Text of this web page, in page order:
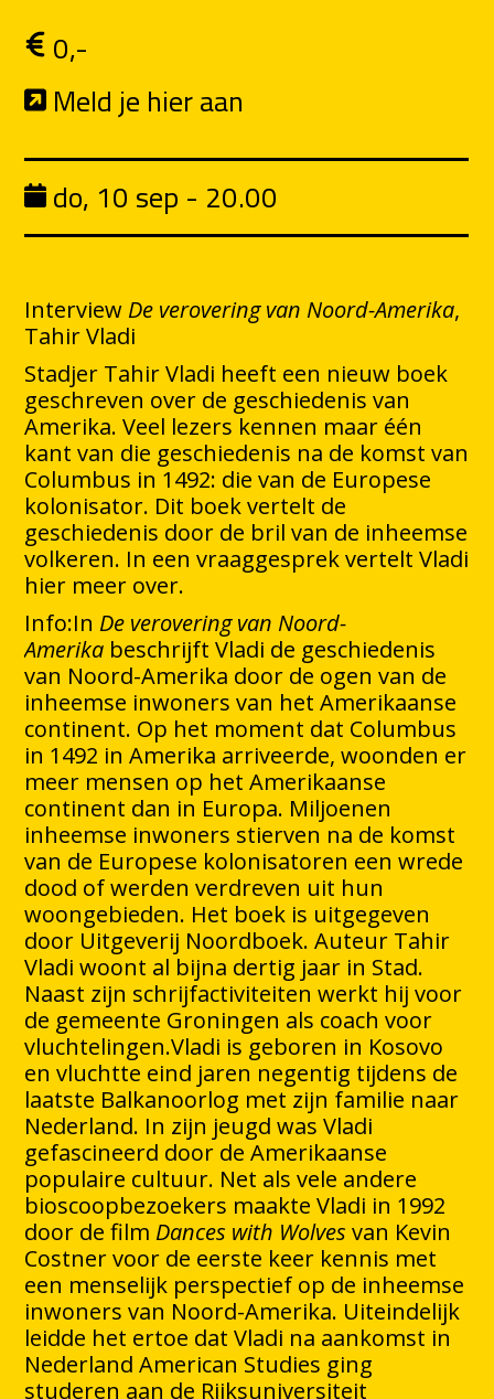
0,-
Meld je hier aan
do, 10 sep - 20.00
Interview De verovering van Noord-Amerika,
Tahir Vladi
Stadjer Tahir Vladi heeft een nieuw boek
geschreven over de geschiedenis van
Amerika. Veel lezers kennen maar één
kant van die geschiedenis na de komst van
Columbus in 1492: die van de Europese
kolonisator. Dit boek vertelt de
geschiedenis door de bril van de inheemse
volkeren. In een vraaggesprek vertelt Vladi
hier meer over.
Info:In De verovering van Noord-
Amerika beschrijft Vladi de geschiedenis
van Noord-Amerika door de ogen van de
inheemse inwoners van het Amerikaanse
continent. Op het moment dat Columbus
in 1492 in Amerika arriveerde, woonden er
meer mensen op het Amerikaanse
continent dan in Europa. Miljoenen
inheemse inwoners stierven na de komst
van de Europese kolonisatoren een wrede
dood of werden verdreven uit hun
woongebieden. Het boek is uitgegeven
door Uitgeverij Noordboek. Auteur Tahir
Vladi woont al bijna dertig jaar in Stad.
Naast zijn schrijfactiviteiten werkt hij voor
de gemeente Groningen als coach voor
vluchtelingen.Vladi is geboren in Kosovo
en vluchtte eind jaren negentig tijdens de
laatste Balkanoorlog met zijn familie naar
Nederland. In zijn jeugd was Vladi
gefascineerd door de Amerikaanse
populaire cultuur. Net als vele andere
bioscoopbezoekers maakte Vladi in 1992
door de film Dances with Wolves van Kevin
Costner voor de eerste keer kennis met
een menselijk perspectief op de inheemse
inwoners van Noord-Amerika. Uiteindelijk
leidde het ertoe dat Vladi na aankomst in
Nederland American Studies ging
studeren aan de Rijksuniversiteit